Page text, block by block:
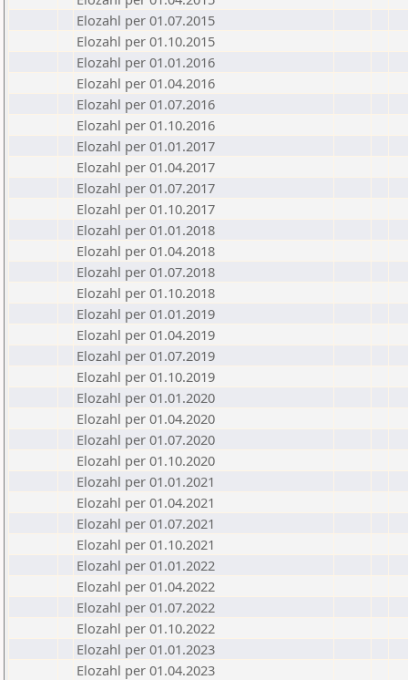
Elozahl per 01.07.2015
Elozahl per 01.10.2015
Elozahl per 01.01.2016
Elozahl per 01.04.2016
Elozahl per 01.07.2016
Elozahl per 01.10.2016
Elozahl per 01.01.2017
Elozahl per 01.04.2017
Elozahl per 01.07.2017
Elozahl per 01.10.2017
Elozahl per 01.01.2018
Elozahl per 01.04.2018
Elozahl per 01.07.2018
Elozahl per 01.10.2018
Elozahl per 01.01.2019
Elozahl per 01.04.2019
Elozahl per 01.07.2019
Elozahl per 01.10.2019
Elozahl per 01.01.2020
Elozahl per 01.04.2020
Elozahl per 01.07.2020
Elozahl per 01.10.2020
Elozahl per 01.01.2021
Elozahl per 01.04.2021
Elozahl per 01.07.2021
Elozahl per 01.10.2021
Elozahl per 01.01.2022
Elozahl per 01.04.2022
Elozahl per 01.07.2022
Elozahl per 01.10.2022
Elozahl per 01.01.2023
Elozahl per 01.04.2023